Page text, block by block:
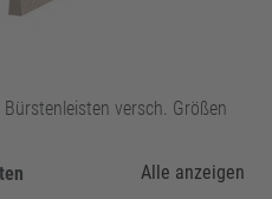
Bürstenleisten versch. Größen
Alle anzeigen